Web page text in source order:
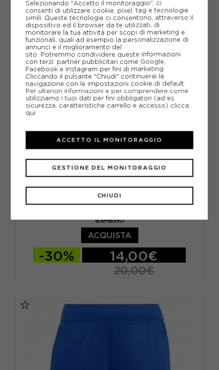
11-12 ANNI 13-14 ANNI 15-16 A
5-6 ANNI 7-8 ANNI 9-10 ANNI
20,00€
ADIDAS
BAMBINO
5-6 ANNI 9-10 ANNI
ACQUISTA
-30% 14,00€
20,00€
Selezionando "Accetto il monitoraggio", ci
consenti di utilizzare cookie, pixel, tag e tecnologie
simili. Queste tecnologie ci consentono, attraverso il
dispositivo ed il browser da te utilizzati, di
monitorare la tua attività per scopi di marketing e
funzionali, quali ad esempio la personalizzazione di
annunci e il miglioramento del
sito. Potremmo condividere queste informazioni
con terzi: partner pubblicitari come Google,
Facebook e Instagram per fini di marketing.
Cliccando il pulsante "Chiudi" continuerai la
navigazione con le impostazioni cookie di default.
Per ulteriori informazioni e per comprendere come
utilizziamo i tuoi dati per fini obbligatori (ad es.
sicurezza, caratteristiche carrello e accesso) clicca
qui
CHIUDI
GESTIONE DEL MONITORAGGIO
ACCETTO IL MONITORAGGIO